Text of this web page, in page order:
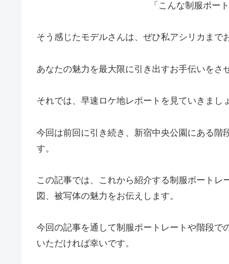
「こんな制服ポー
そう感じたモデルさんは、ぜひ私アシリカまで
あなたの魅力を最大限に引き出すお手伝いをさ
それでは、早速ロケ地レポートを見ていきまし
今回は前回に引き続き、新宿中央公園にある階
す。
この記事では、これから紹介する制服ポート
図、被写体の魅力をお伝えします。
今回の記事を通して制服ポートレートや階段で
いただければ幸いです。